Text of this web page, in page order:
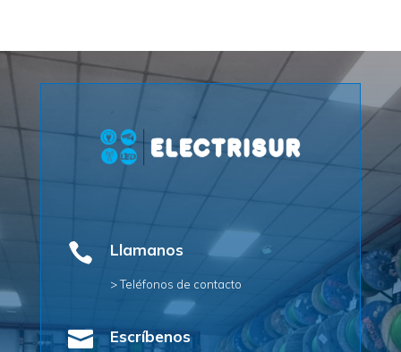
 Llamanos
> Teléfonos de contacto
 Escríbenos